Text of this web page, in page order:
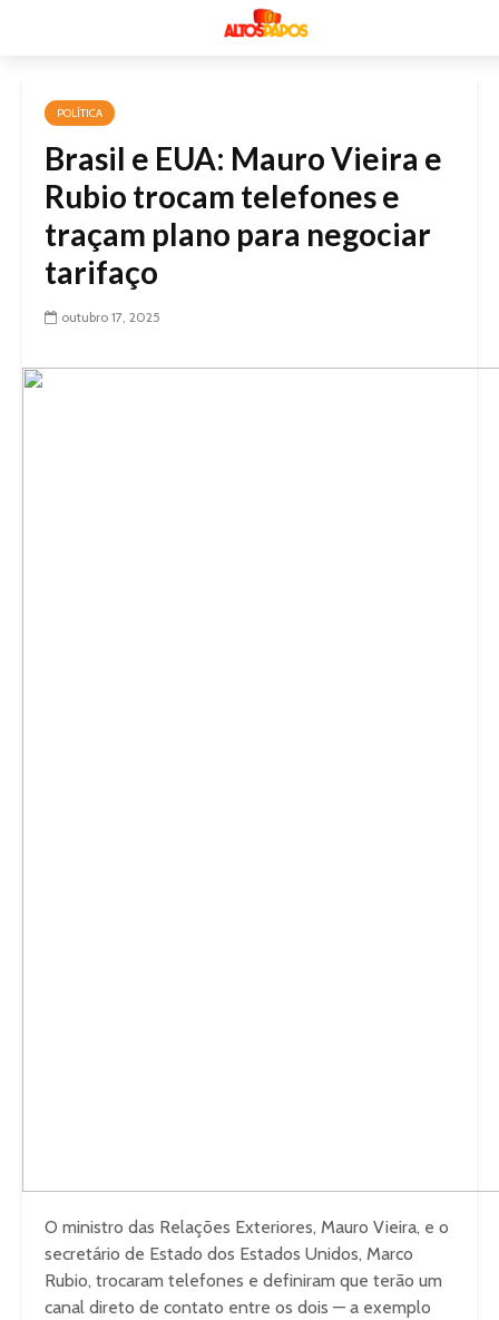
POLÍTICA
Brasil e EUA: Mauro Vieira e
Rubio trocam telefones e
traçam plano para negociar
tarifaço
outubro 17, 2025
O ministro das Relações Exteriores, Mauro Vieira, e o
secretário de Estado dos Estados Unidos, Marco
Rubio, trocaram telefones e definiram que terão um
canal direto de contato entre os dois — a exemplo